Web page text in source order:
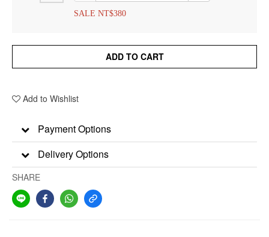
SALE NT$380
ADD TO CART
Add to Wishlist
Payment Options
Delivery Options
SHARE